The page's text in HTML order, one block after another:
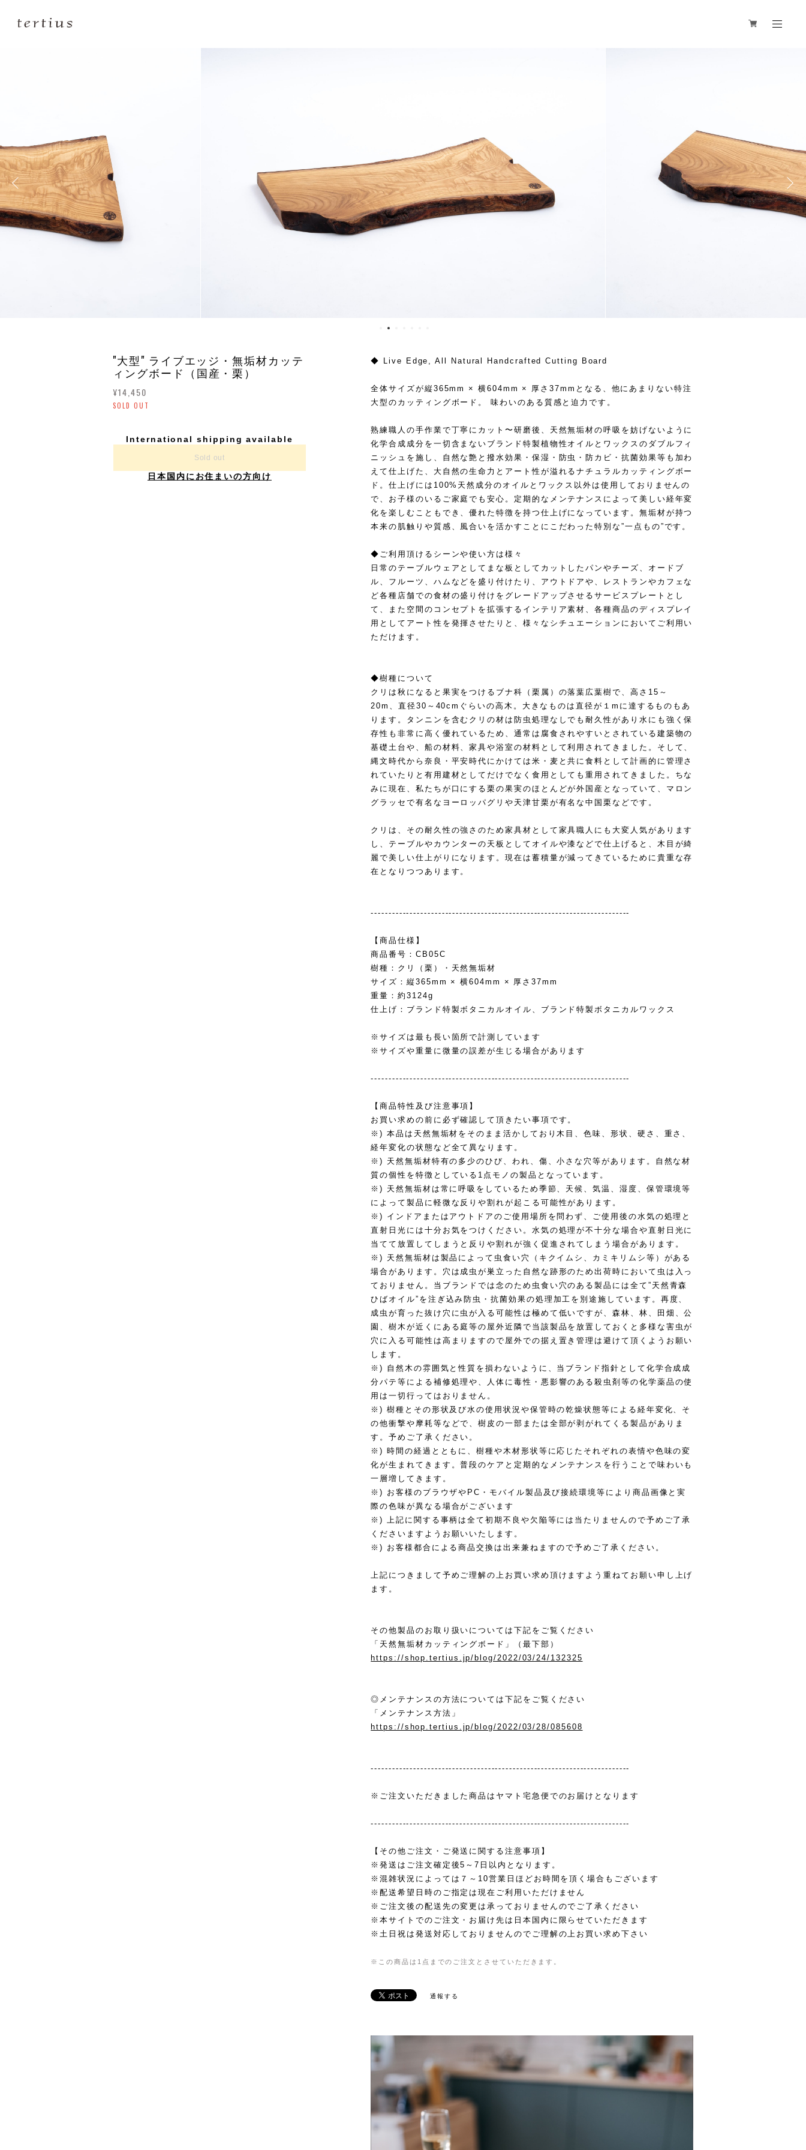
"大型" ライブエッジ・無垢材カッテ
ィングボード（国産・栗）
¥14,450
SOLD OUT
International shipping available
Sold out
日本国内にお住まいの方向け
◆ Live Edge, All Natural Handcrafted Cutting Board
全体サイズが縦365mm × 横604mm × 厚さ37mmとなる、他にあまりない特注
大型のカッティングボード。 味わいのある質感と迫力です。
熟練職人の手作業で丁寧にカット〜研磨後、天然無垢材の呼吸を妨げないように
化学合成成分を一切含まないブランド特製植物性オイルとワックスのダブルフィ
ニッシュを施し、自然な艶と撥水効果・保湿・防虫・防カビ・抗菌効果等も加わ
えて仕上げた、大自然の生命力とアート性が溢れるナチュラルカッティングボー
ド。仕上げには100%天然成分のオイルとワックス以外は使用しておりませんの
で、お子様のいるご家庭でも安心。定期的なメンテナンスによって美しい経年変
化を楽しむこともでき、優れた特徴を持つ仕上げになっています。無垢材が持つ
本来の肌触りや質感、風合いを活かすことにこだわった特別な”一点もの”です。
◆ご利用頂けるシーンや使い方は様々
日常のテーブルウェアとしてまな板としてカットしたパンやチーズ、オードブ
ル、フルーツ、ハムなどを盛り付けたり、アウトドアや、レストランやカフェな
ど各種店舗での食材の盛り付けをグレードアップさせるサービスプレートとし
て、また空間のコンセプトを拡張するインテリア素材、各種商品のディスプレイ
用としてアート性を発揮させたりと、様々なシチュエーションにおいてご利用い
ただけます。
◆樹種について
クリは秋になると果実をつけるブナ科（栗属）の落葉広葉樹で、高さ15～
20m、直径30～40cmぐらいの高木。大きなものは直径が１mに達するものもあ
ります。タンニンを含むクリの材は防虫処理なしでも耐久性があり水にも強く保
存性も非常に高く優れているため、通常は腐食されやすいとされている建築物の
基礎土台や、船の材料、家具や浴室の材料として利用されてきました。そして、
縄文時代から奈良・平安時代にかけては米・麦と共に食料として計画的に管理さ
れていたりと有用建材としてだけでなく食用としても重用されてきました。ちな
みに現在、私たちが口にする栗の果実のほとんどが外国産となっていて、マロン
グラッセで有名なヨーロッパグリや天津甘栗が有名な中国栗などです。
クリは、その耐久性の強さのため家具材として家具職人にも大変人気があります
し、テーブルやカウンターの天板としてオイルや漆などで仕上げると、木目が綺
麗で美しい仕上がりになります。現在は蓄積量が減ってきているために貴重な存
在となりつつあります。
-------------------------------------------------------------------------
【商品仕様】
商品番号：CB05C
樹種：クリ（栗）・天然無垢材
サイズ：縦365mm × 横604mm × 厚さ37mm
重量：約3124g
仕上げ：ブランド特製ボタニカルオイル、ブランド特製ボタニカルワックス
※サイズは最も長い箇所で計測しています
※サイズや重量に微量の誤差が生じる場合があります
-------------------------------------------------------------------------
【商品特性及び注意事項】
お買い求めの前に必ず確認して頂きたい事項です。
※) 本品は天然無垢材をそのまま活かしており木目、色味、形状、硬さ、重さ、
経年変化の状態など全て異なります。
※) 天然無垢材特有の多少のひび、われ、傷、小さな穴等があります。自然な材
質の個性を特徴としている1点モノの製品となっています。
※) 天然無垢材は常に呼吸をしているため季節、天候、気温、湿度、保管環境等
によって製品に軽微な反りや割れが起こる可能性があります。
※) インドアまたはアウトドアのご使用場所を問わず、ご使用後の水気の処理と
直射日光には十分お気をつけください。水気の処理が不十分な場合や直射日光に
当てて放置してしまうと反りや割れが強く促進されてしまう場合があります。
※) 天然無垢材は製品によって虫食い穴（キクイムシ、カミキリムシ等）がある
場合があります。穴は成虫が巣立った自然な跡形のため出荷時において虫は入っ
ておりません。当ブランドでは念のため虫食い穴のある製品には全て”天然青森
ひばオイル”を注ぎ込み防虫・抗菌効果の処理加工を別途施しています。再度、
成虫が育った抜け穴に虫が入る可能性は極めて低いですが、森林、林、田畑、公
園、樹木が近くにある庭等の屋外近隣で当該製品を放置しておくと多様な害虫が
穴に入る可能性は高まりますので屋外での据え置き管理は避けて頂くようお願い
します。
※) 自然木の雰囲気と性質を損わないように、当ブランド指針として化学合成成
分パテ等による補修処理や、人体に毒性・悪影響のある殺虫剤等の化学薬品の使
用は一切行ってはおりません。
※) 樹種とその形状及び水の使用状況や保管時の乾燥状態等による経年変化、そ
の他衝撃や摩耗等などで、樹皮の一部または全部が剥がれてくる製品がありま
す。予めご了承ください。
※) 時間の経過とともに、樹種や木材形状等に応じたそれぞれの表情や色味の変
化が生まれてきます。普段のケアと定期的なメンテナンスを行うことで味わいも
一層増してきます。
※) お客様のブラウザやPC・モバイル製品及び接続環境等により商品画像と実
際の色味が異なる場合がございます
※) 上記に関する事柄は全て初期不良や欠陥等には当たりませんので予めご了承
くださいますようお願いいたします。
※) お客様都合による商品交換は出来兼ねますので予めご了承ください。
上記につきまして予めご理解の上お買い求め頂けますよう重ねてお願い申し上げ
ます。
その他製品のお取り扱いについては下記をご覧ください
「天然無垢材カッティングボード」（最下部）
https://shop.tertius.jp/blog/2022/03/24/132325
◎メンテナンスの方法については下記をご覧ください
「メンテナンス方法」
https://shop.tertius.jp/blog/2022/03/28/085608
-------------------------------------------------------------------------
※ご注文いただきました商品はヤマト宅急便でのお届けとなります
-------------------------------------------------------------------------
【その他ご注文・ご発送に関する注意事項】
※発送はご注文確定後5～7日以内となります。
※混雑状況によっては７～10営業日ほどお時間を頂く場合もございます
※配送希望日時のご指定は現在ご利用いただけません
※ご注文後の配送先の変更は承っておりませんのでご了承ください
※本サイトでのご注文・お届け先は日本国内に限らせていただきます
※土日祝は発送対応しておりませんのでご理解の上お買い求め下さい
※この商品は1点までのご注文とさせていただきます。
通報する